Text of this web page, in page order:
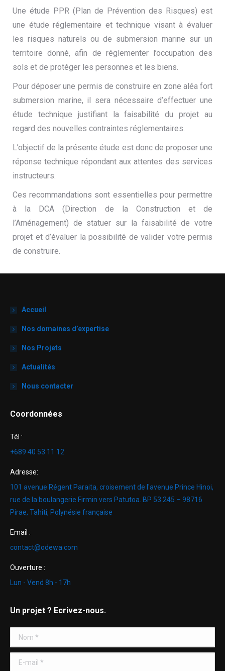
Une étude PPR (Plan de Prévention des Risques) est
une étude réglementaire et technique visant à évaluer
les risques naturels ou de submersion marine sur un
territoire donné, afin de réglementer l’occupation des
sols et de protéger les personnes et les biens.
Pour déposer une permis de construire en zone aléa fort
submersion marine, il sera nécessaire d’effectuer une
étude technique justifiant la faisabilité du projet au
regard des nouvelles contraintes réglementaires.
L’objectif de la présente étude est donc de proposer une
réponse technique répondant aux attentes des services
instructeurs.
Ces recommandations sont essentielles pour permettre
à la DCA (Direction de la Construction et de
l’Aménagement) de statuer sur la faisabilité de votre
projet et d’évaluer la possibilité de valider votre permis
de construire.
Accueil
Nos domaines d’expertise
Nos Projets
Actualités
Nous contacter
Coordonnées
Tél :
+689 40 53 11 12
Adresse:
101 avenue Régent Paraita, croisement de l'avenue Prince Hinoi,
rue de la boulangerie Firmin vers Patutoa. BP 53 245 – 98716
Pirae, Tahiti, Polynésie française
Email :
contact@odewa.com
Ouverture :
Lun - Vend 8h - 17h
Un projet ? Ecrivez-nous.
Nom *
E-mail *